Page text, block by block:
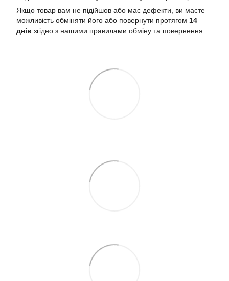
Якщо товар вам не підійшов або має дефекти, ви маєте
можливість обміняти його або повернути протягом 14
днів згідно з нашими правилами обміну та повернення